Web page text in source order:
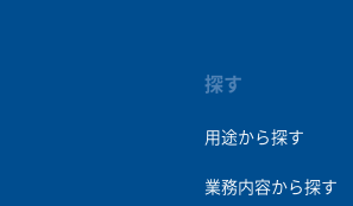
探す
用途から探す
業務内容から探す